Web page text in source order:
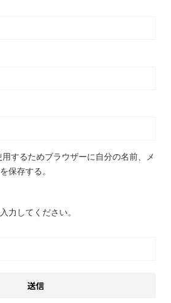
するためブラウザーに自分の名前、メ
保存する。
力してください。